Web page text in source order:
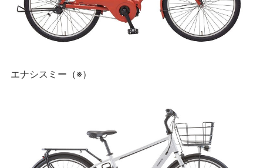
エナシスミー（※）